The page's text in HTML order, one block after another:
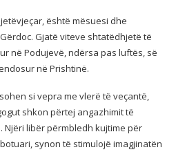
është mësuesi dhe
Gjatë viteve shtatëdhjetë të
në Podujevë, ndërsa pas luftës, së
në Prishtinë.
si vepra me vlerë të veçantë,
shkon përtej angazhimit të
Njëri libër përmbledh kujtime për
synon të stimulojë imagjinatën